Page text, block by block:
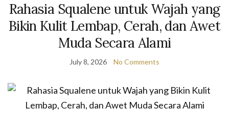
Rahasia Squalene untuk Wajah yang
Bikin Kulit Lembap, Cerah, dan Awet
Muda Secara Alami
July 8, 2026 No Comments